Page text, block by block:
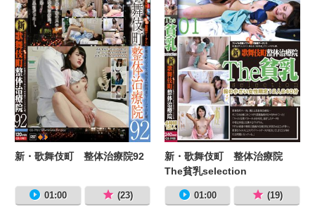
新・歌舞伎町 整体治療院92
01:00 (23)
新・歌舞伎町 整体治療院
The貧乳selection
01:00 (19)